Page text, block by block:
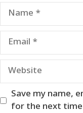
Name
Email
Website
Save my name,
for the next